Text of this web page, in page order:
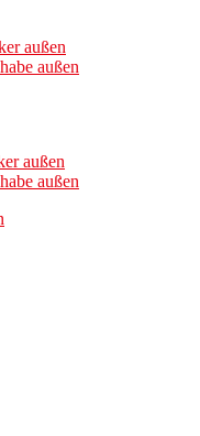
außen
außen
außen
außen